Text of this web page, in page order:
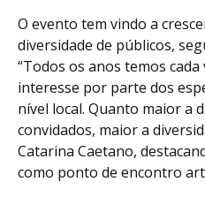
O evento tem vindo a
diversidade de públicos,
“Todos os anos temos
interesse por parte dos
nível local. Quanto maior a
convidados, maior a
Catarina Caetano,
como ponto de encontro